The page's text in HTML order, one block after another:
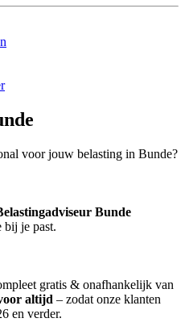
voor jouw belasting in Bunde?
Bunde
bij je past.
gratis & onafhankelijk van
altijd – zodat onze klanten
en verder.